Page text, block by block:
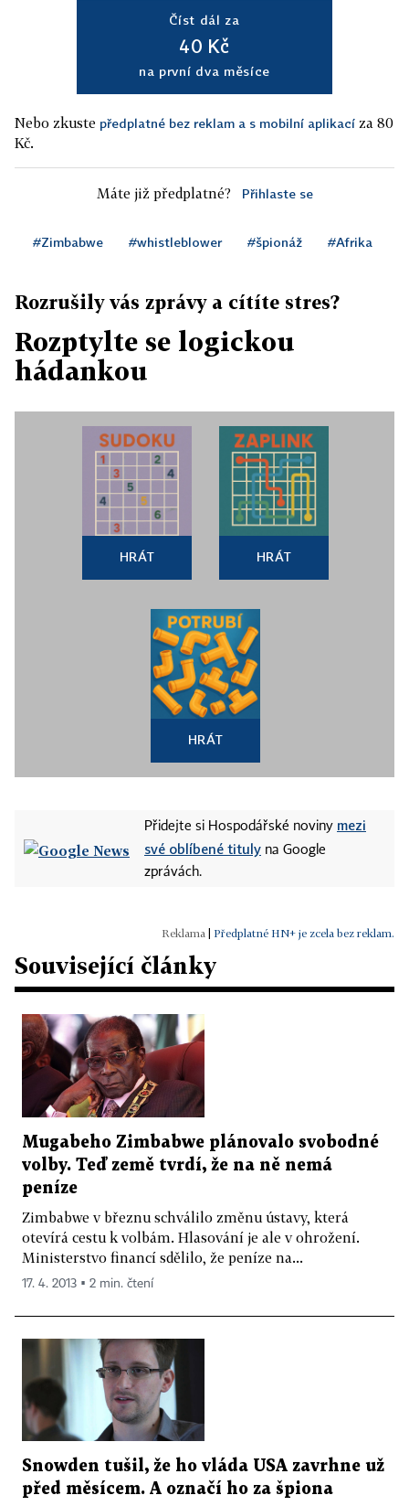
Číst dál za
40 Kč
na první dva měsíce
Nebo zkuste předplatné bez reklam a s mobilní aplikací za 80
Kč.
Máte již předplatné? Přihlaste se
#Zimbabwe #whistleblower #špionáž #Afrika
Rozrušily vás zprávy a cítíte stres?
Rozptylte se logickou
hádankou
HRÁT HRÁT
HRÁT
Přidejte si Hospodářské noviny mezi
své oblíbené tituly na Google
zprávách.
Předplatné HN+ je zcela bez reklam.
Související články
Mugabeho Zimbabwe plánovalo svobodné
volby. Teď země tvrdí, že na ně nemá
peníze
Zimbabwe v březnu schválilo změnu ústavy, která
otevírá cestu k volbám. Hlasování je ale v ohrožení.
Ministerstvo financí sdělilo, že peníze na...
17. 4. 2013 ▪ 2 min. čtení
Snowden tušil, že ho vláda USA zavrhne už
před měsícem. A označí ho za špiona